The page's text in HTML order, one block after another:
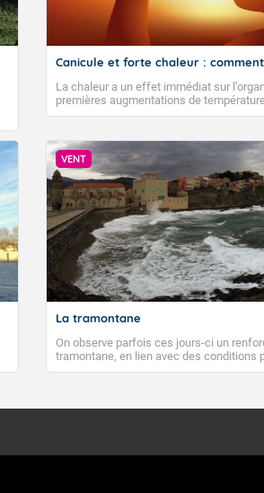
Canicule et forte chaleur :
La chaleur a un effet immédiat sur
premières augmentations de
VENT
La tramontane
On observe parfois ces jours-ci un
tramontane, en lien avec des conditions
de forêt. Mais qu'est-ce que la
à nord-ouest, dans un secteur qui part
monts, en allusion aux régions